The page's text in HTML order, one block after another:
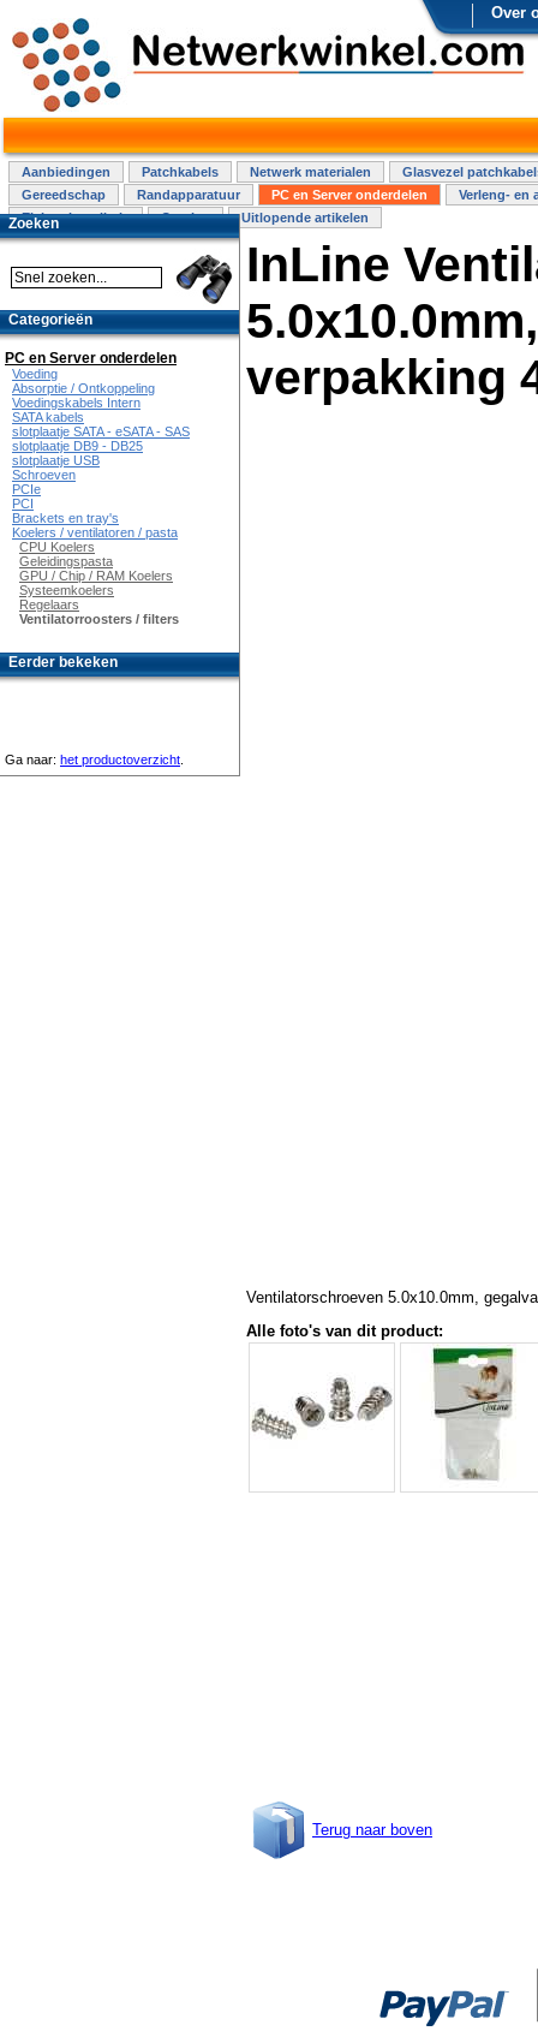
Over
Aanbiedingen Patchkabels Netwerk materialen
Glasvezel
Gereedschap
Randapparatuur PC en Server onderdelen
Verleng- en
Elektra installatie
Overige Uitlopende artikelen
InLine
verpakking
Ventilatorschroeven 5.0x10.0mm,
Alle foto's van dit product:
Terug naar boven
Zoeken
Categorieën
PC en Server onderdelen
Voeding
Absorptie / Ontkoppeling
Voedingskabels Intern
SATA kabels
slotplaatje SATA - eSATA - SAS
slotplaatje DB9 - DB25
slotplaatje USB
Schroeven
PCIe
PCI
Brackets en tray's
Koelers / ventilatoren / pasta
CPU Koelers
Geleidingspasta
GPU / Chip / RAM Koelers
Systeemkoelers
Regelaars
Ventilatorroosters / filters
Eerder bekeken
Ga naar: het productoverzicht